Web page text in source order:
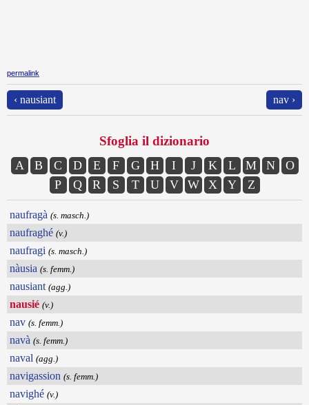
permalink
‹ nausiant nav ›
Sfoglia il dizionario
A B C D E F G H I J K L M N
O
P
Q R S T U V W X Y Z
naufragà (s. masch.)
naufraghé (v.)
naufragi (s. masch.)
nàusia (s. femm.)
nausiant (agg.)
nausié (v.)
nav (s. femm.)
navà (s. femm.)
naval (agg.)
navigassion (s. femm.)
navighé (v.)